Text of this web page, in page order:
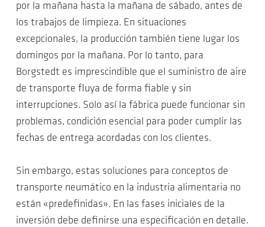
por la mañana hasta la mañana de sábado, antes de
los trabajos de limpieza. En situaciones
excepcionales, la producción también tiene lugar los
domingos por la mañana. Por lo tanto, para
Borgstedt es imprescindible que el suministro de aire
de transporte fluya de forma fiable y sin
interrupciones. Solo así la fábrica puede funcionar sin
problemas, condición esencial para poder cumplir las
fechas de entrega acordadas con los clientes.
Sin embargo, estas soluciones para conceptos de
transporte neumático en la industria alimentaria no
están «predefinidas». En las fases iniciales de la
inversión debe definirse una especificación en detalle.